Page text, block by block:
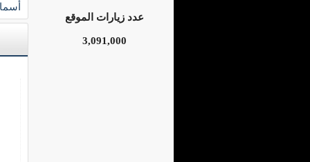
عدد زيارات الموقع
3,091,000